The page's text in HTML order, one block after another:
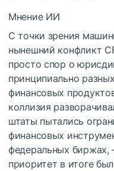
Мнение ИИ
С точки зрения
нынешний конфликт
просто спор о
принципиально
финансовых
коллизия
штаты пытались
финансовых
федеральных биржах,
приоритет в итоге